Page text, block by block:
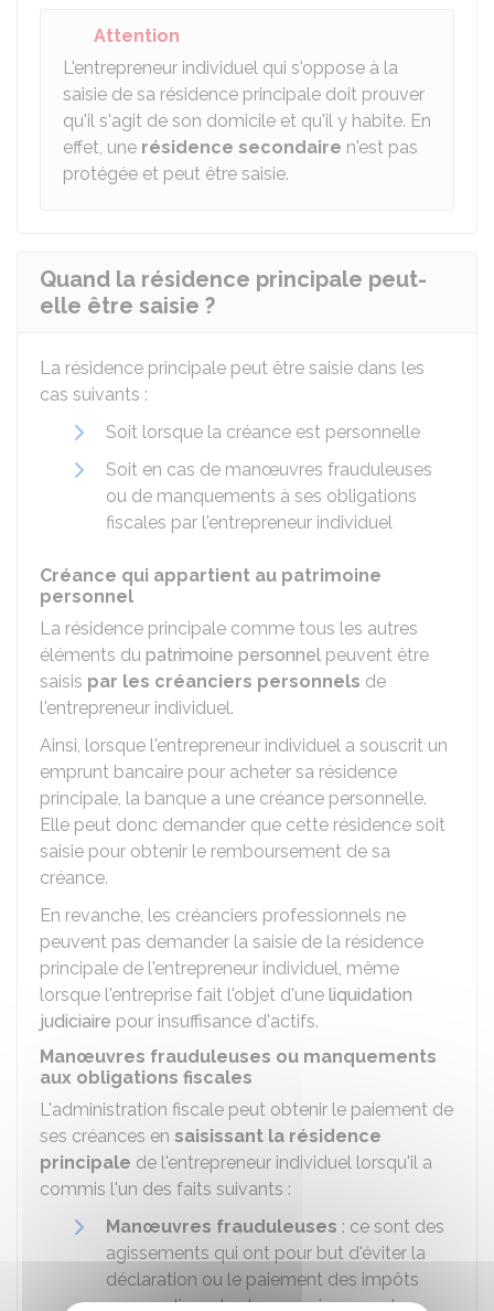
Attention
L'entrepreneur individuel qui s'oppose à la
saisie de sa résidence principale doit prouver
qu'il s'agit de son domicile et qu'il y habite. En
effet, une résidence secondaire n'est pas
protégée et peut être saisie.
Quand la résidence principale peut-
elle être saisie ?
La résidence principale peut être saisie dans les
cas suivants :
Soit lorsque la créance est personnelle
Soit en cas de manœuvres frauduleuses
ou de manquements à ses obligations
fiscales par l'entrepreneur individuel
Créance qui appartient au patrimoine
personnel
La résidence principale comme tous les autres
éléments du patrimoine personnel peuvent être
saisis par les créanciers personnels de
l'entrepreneur individuel.
Ainsi, lorsque l'entrepreneur individuel a souscrit un
emprunt bancaire pour acheter sa résidence
principale, la banque a une créance personnelle.
Elle peut donc demander que cette résidence soit
saisie pour obtenir le remboursement de sa
créance.
En revanche, les créanciers professionnels ne
peuvent pas demander la saisie de la résidence
principale de l'entrepreneur individuel, même
lorsque l'entreprise fait l'objet d'une liquidation
judiciaire pour insuffisance d'actifs.
Manœuvres frauduleuses ou manquements
aux obligations fiscales
L'administration fiscale peut obtenir le paiement de
ses créances en saisissant la résidence
principale de l'entrepreneur individuel lorsqu'il a
commis l'un des faits suivants :
Manœuvres frauduleuses : ce sont des
agissements qui ont pour but d'éviter la
déclaration ou le paiement des impôts
accomplis en toute connaissance de